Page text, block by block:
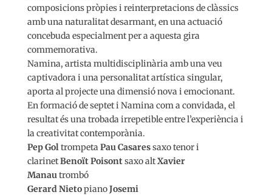
composicions pròpies i reinterpretacions de clàssics
amb una naturalitat desarmant, en una actuació
concebuda especialment per a aquesta gira
commemorativa.
Namina, artista multidisciplinària amb una veu
captivadora i una personalitat artística singular,
aporta al projecte una dimensió nova i emocionant.
En formació de septet i Namina com a convidada, el
resultat és una trobada irrepetible entre l’experiència i
la creativitat contemporània.
Pep Gol trompeta Pau Casaressaxo tenor i
clarinetBenoït Poisontsaxo altXavier
Manau trombó
Gerard NietopianoJosemi